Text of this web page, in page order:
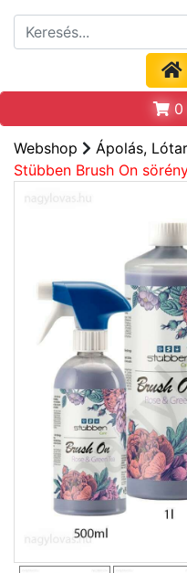
0
Webshop Ápolás,
Stübben Brush On